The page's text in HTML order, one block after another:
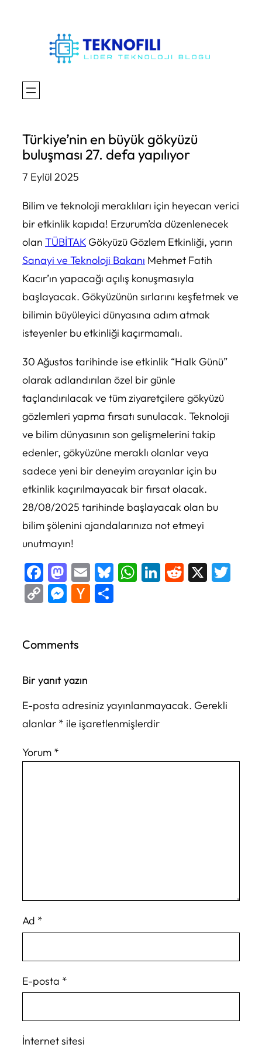
Türkiye’nin en büyük gökyüzü
buluşması 27. defa yapılıyor
7 Eylül 2025
Bilim ve teknoloji meraklıları için heyecan verici
bir etkinlik kapıda! Erzurum’da düzenlenecek
olan TÜBİTAK Gökyüzü Gözlem Etkinliği, yarın
Sanayi ve Teknoloji Bakanı Mehmet Fatih
Kacır’ın yapacağı açılış konuşmasıyla
başlayacak. Gökyüzünün sırlarını keşfetmek ve
bilimin büyüleyici dünyasına adım atmak
isteyenler bu etkinliği kaçırmamalı.
30 Ağustos tarihinde ise etkinlik “Halk Günü”
olarak adlandırılan özel bir günle
taçlandırılacak ve tüm ziyaretçilere gökyüzü
gözlemleri yapma fırsatı sunulacak. Teknoloji
ve bilim dünyasının son gelişmelerini takip
edenler, gökyüzüne meraklı olanlar veya
sadece yeni bir deneyim arayanlar için bu
etkinlik kaçırılmayacak bir fırsat olacak.
28/08/2025 tarihinde başlayacak olan bu
bilim şölenini ajandalarınıza not etmeyi
unutmayın!
Facebook
Mastodon
EmailBluesky
WhatsApp
LinkedIn
Reddit
X
CopyMessenger
Hacker
Comments
Bir yanıt yazın
E-posta adresiniz yayınlanmayacak. Gerekli
alanlar * ile işaretlenmişlerdir
Yorum *
Ad *
E-posta *
İnternet sitesi